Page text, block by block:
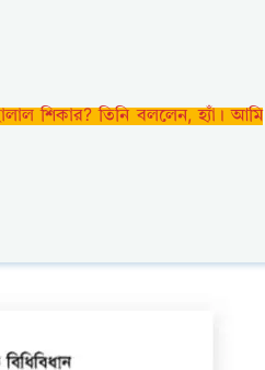
শিকার? তিনি বললেন, হ্যাঁ। আমি